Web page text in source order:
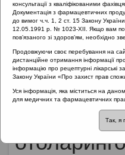
Головна
Матеріали за
21 Симптоми, ознаки і
категорій
Синдром PFAPA в
Синдром
практиці
консультації з кваліфікованими
Документація з фармацевтичних
до вимог ч.ч. 1, 2 ст. 15 Закону
12.05.1991 р. № 1023-XII. Якщо вам
пов’язаного зі здоров’ям, необхідно
Продовжуючи своє перебування на
дистанційне отримання інформації
інформацію про рецептурні лікарські
Закону України «Про захист прав
Уся інформація, яка міститься на
для медичних та фармацевтичних
Так, я